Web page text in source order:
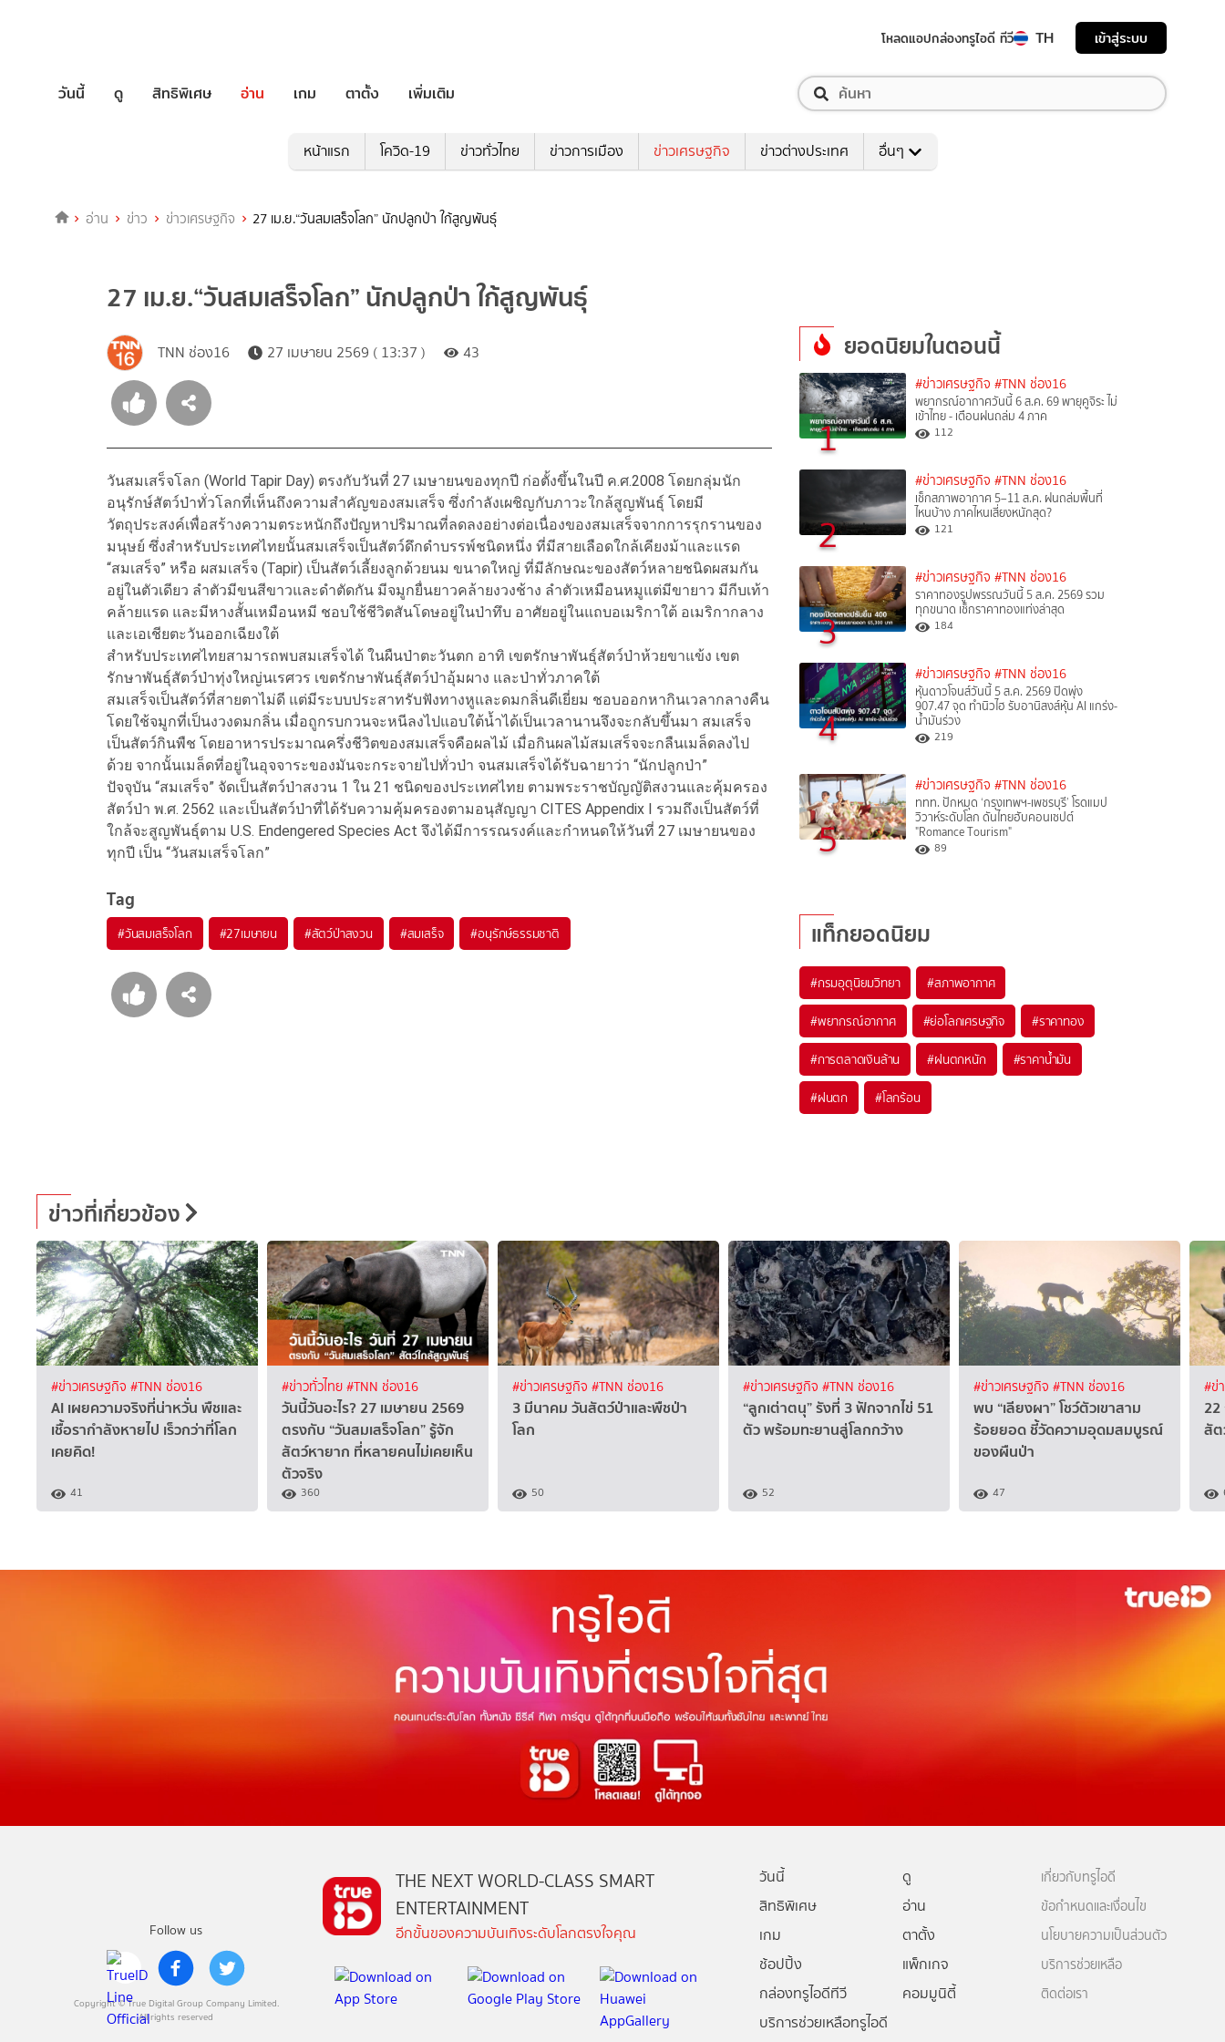
โหลดแอปกล่องทรูไอดี ทีวี TH เข้าสู่ระบบ
วันนี้ ดู สิทธิพิเศษ อ่าน เกม ตาตั้ง เพิ่มเติม
หน้าแรก โควิด-19 ข่าวทั่วไทย ข่าวการเมือง ข่าวเศรษฐกิจ ข่าวต่างประเทศ อื่นๆ
อ่าน ข่าว ข่าวเศรษฐกิจ 27 เม.ย.“วันสมเสร็จโลก” นักปลูกป่า ใก้สูญพันธุ์
27 เม.ย.“วันสมเสร็จโลก” นักปลูกป่า ใก้สูญพันธุ์
TNN ช่อง16 27 เมษายน 2569 ( 13:37 ) 43
วันสมเสร็จโลก (World Tapir Day) ตรงกับวันที่ 27 เมษายนของทุกปี ก่อตั้งขึ้นในปี ค.ศ.2008 โดยกลุ่มนัก
อนุรักษ์สัตว์ป่าทั่วโลกที่เห็นถึงความสำคัญของสมเสร็จ ซึ่งกำลังเผชิญกับภาวะใกล้สูญพันธุ์ โดยมี
วัตถุประสงค์เพื่อสร้างความตระหนักถึงปัญหาปริมาณที่ลดลงอย่างต่อเนื่องของสมเสร็จจากการรุกรานของ
มนุษย์ ซึ่งสำหรับประเทศไทยนั้นสมเสร็จเป็นสัตว์ดึกดำบรรพ์ชนิดหนึ่ง ที่มีสายเลือดใกล้เคียงม้าและแรด
“สมเสร็จ” หรือ ผสมเสร็จ (Tapir) เป็นสัตว์เลี้ยงลูกด้วยนม ขนาดใหญ่ ที่มีลักษณะของสัตว์หลายชนิดผสมกัน
อยู่ในตัวเดียว ลําตัวมีขนสีขาวและดำตัดกัน มีจมูกยื่นยาวคล้ายงวงช้าง ลำตัวเหมือนหมูแต่มีขายาว มีกีบเท้า
คล้ายแรด และมีหางสั้นเหมือนหมี ชอบใช้ชีวิตสันโดษอยู่ในป่าทึบ อาศัยอยู่ในแถบอเมริกาใต้ อเมริกากลาง
และเอเชียตะวันออกเฉียงใต้
สำหรับประเทศไทยสามารถพบสมเสร็จได้ ในผืนป่าตะวันตก อาทิ เขตรักษาพันธุ์สัตว์ป่าห้วยขาแข้ง เขต
รักษาพันธุ์สัตว์ป่าทุ่งใหญ่นเรศวร เขตรักษาพันธุ์สัตว์ป่าอุ้มผาง และป่าทั่วภาคใต้
สมเสร็จเป็นสัตว์ที่สายตาไม่ดี แต่มีระบบประสาทรับฟังทางหูและดมกลิ่นดีเยี่ยม ชอบออกหากินเวลากลางคืน
โดยใช้จมูกที่เป็นงวงดมกลิ่น เมื่อถูกรบกวนจะหนีลงไปแอบใต้น้ำได้เป็นเวลานานจึงจะกลับขึ้นมา สมเสร็จ
เป็นสัตว์กินพืช โดยอาหารประมาณครึ่งชีวิตของสมเสร็จคือผลไม้ เมื่อกินผลไม้สมเสร็จจะกลืนเมล็ดลงไป
ด้วย จากนั้นเมล็ดที่อยู่ในอุจจาระของมันจะกระจายไปทั่วป่า จนสมเสร็จได้รับฉายาว่า “นักปลูกป่า”
ปัจจุบัน “สมเสร็จ” จัดเป็นสัตว์ป่าสงวน 1 ใน 21 ชนิดของประเทศไทย ตามพระราชบัญญัติสงวนและคุ้มครอง
สัตว์ป่า พ.ศ. 2562 และเป็นสัตว์ป่าที่ได้รับความคุ้มครองตามอนุสัญญา CITES Appendix I รวมถึงเป็นสัตว์ที่
ใกล้จะสูญพันธุ์ตาม U.S. Endengered Species Act จึงได้มีการรณรงค์และกำหนดให้วันที่ 27 เมษายนของ
ทุกปี เป็น “วันสมเสร็จโลก”
Tag
#วันสมเสร็จโลก #27เมษายน #สัตว์ป่าสงวน #สมเสร็จ #อนุรักษ์ธรรมชาติ
ยอดนิยมในตอนนี้
1
#ข่าวเศรษฐกิจ #TNN ช่อง16
พยากรณ์อากาศวันนี้ 6 ส.ค. 69 พายุคูจิระ ไม่
เข้าไทย - เตือนฝนถล่ม 4 ภาค
112
2
#ข่าวเศรษฐกิจ #TNN ช่อง16
เช็กสภาพอากาศ 5–11 ส.ค. ฝนถล่มพื้นที่
ไหนบ้าง ภาคไหนเสี่ยงหนักสุด?
121
3
#ข่าวเศรษฐกิจ #TNN ช่อง16
ราคาทองรูปพรรณวันนี้ 5 ส.ค. 2569 รวม
ทุกขนาด เช็กราคาทองแท่งล่าสุด
184
4
#ข่าวเศรษฐกิจ #TNN ช่อง16
หุ้นดาวโจนส์วันนี้ 5 ส.ค. 2569 ปิดพุ่ง
907.47 จุด ทำนิวไฮ รับอานิสงส์หุ้น AI แกร่ง-
น้ำมันร่วง
219
5
#ข่าวเศรษฐกิจ #TNN ช่อง16
ททท. ปักหมุด ‘กรุงเทพฯ-เพชรบุรี’ โรดแมป
วิวาห์ระดับโลก ดันไทยฮับคอนเซปต์
"Romance Tourism"
89
แท็กยอดนิยม
#กรมอุตุนิยมวิทยา #สภาพอากาศ
#พยากรณ์อากาศ #ย่อโลกเศรษฐกิจ #ราคาทอง
#การตลาดเงินล้าน #ฝนตกหนัก #ราคาน้ำมัน
#ฝนตก #โลกร้อน
ข่าวที่เกี่ยวข้อง
#ข่าวเศรษฐกิจ #TNN ช่อง16
AI เผยความจริงที่น่าหวั่น พืชและ
เชื้อรากำลังหายไป เร็วกว่าที่โลก
เคยคิด!
41
#ข่าวทั่วไทย#TNN ช่อง16
วันนี้วันอะไร? 27 เมษายน 2569
ตรงกับ “วันสมเสร็จโลก” รู้จัก
สัตว์หายาก ที่หลายคนไม่เคยเห็น
ตัวจริง
360
#ข่าวเศรษฐกิจ #TNN ช่อง16
3 มีนาคม วันสัตว์ป่าและพืชป่า
โลก
50
#ข่าวเศรษฐกิจ #TNN ช่อง16
“ลูกเต่าตนุ” รังที่ 3 ฟักจากไข่ 51
ตัว พร้อมทะยานสู่โลกกว้าง
52
#ข่าวเศรษฐกิจ #TNN ช่อง16
พบ “เลียงผา” โชว์ตัวเขาสาม
ร้อยยอด ชี้วัดความอุดมสมบูรณ์
ของผืนป่า
47
#ข่
22
สั
Follow us
Copyright © True Digital Group Company Limited.
All rights reserved
THE NEXT WORLD-CLASS SMART
ENTERTAINMENT
อีกขั้นของความบันเทิงระดับโลกตรงใจคุณ
วันนี้
ดู
สิทธิพิเศษ
อ่าน
เกม
ตาตั้ง
ช้อปปิ้ง
แพ็กเกจ
กล่องทรูไอดีทีวี
คอมมูนิตี้
บริการช่วยเหลือทรูไอดี
เกี่ยวกับทรูไอดี
ข้อกำหนดและเงื่อนไข
นโยบายความเป็นส่วนตัว
บริการช่วยเหลือ
ติดต่อเรา